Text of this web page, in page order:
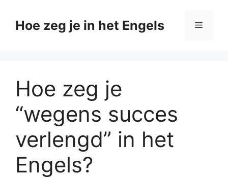
naarHoe zeg je in het Engels Menu
Hoe zeg je
“wegens succes
verlengd” in het
Engels?